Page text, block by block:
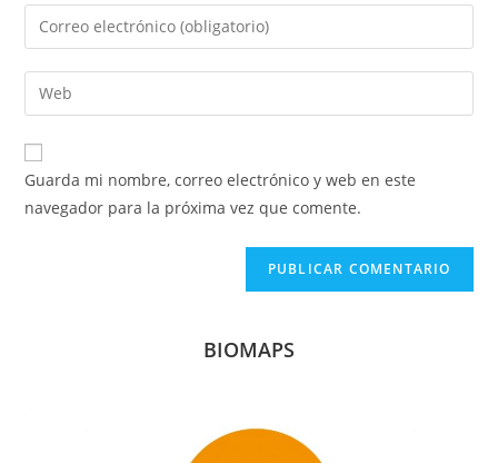
nombre
de
usuario
para
comentar
Introduce
tu
dirección
de
electrónico
para
comentar
Introduce
la
URL
de
Guarda mi nombre, correo electrónico y web en este
navegador para la próxima vez que comente.
BIOMAPS